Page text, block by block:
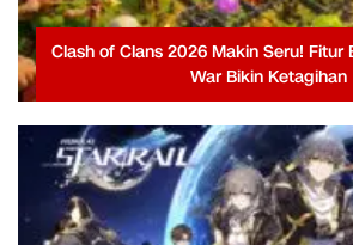
Clash of Clans 2026 Makin Seru! Fitur
War Bikin Ketagihan